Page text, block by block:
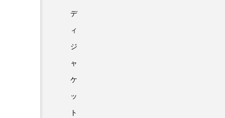
デ
ィ
ジ
ャ
ケ
ッ
ト